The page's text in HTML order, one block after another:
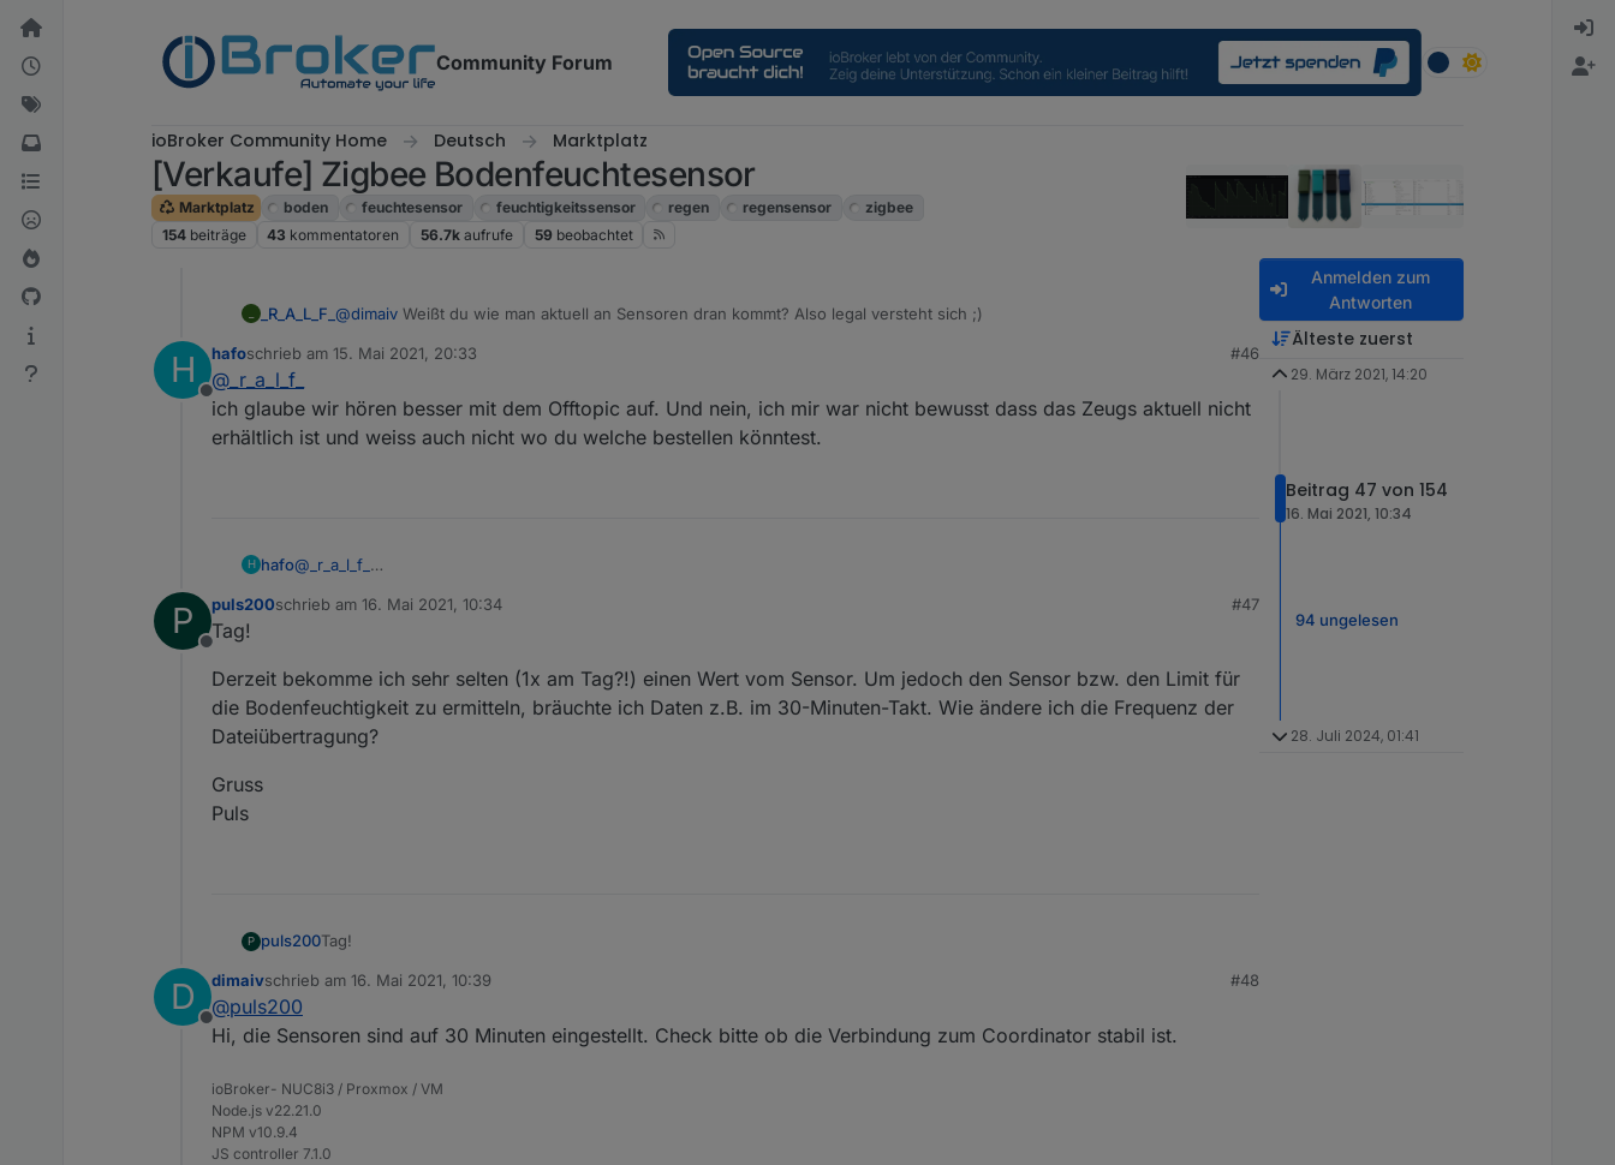
Weiter zum Inhalt
Community Forum
ioBroker Community Home Deutsch Marktplatz
[Verkaufe] Zigbee Bodenfeuchtesensor
Marktplatz boden feuchtesensor feuchtigkeitssensor regen regensensor
zigbee
154 beiträge 43 kommentatoren 56.7k aufrufe 59 beobachtet
_R_A_L_F_ @dimaiv Weißt du wie man aktuell an Sensoren dran kommt? Also legal versteht sich ;)
H
Offline
hafoschrieb am 15. Mai 2021, 20:33
zuletzt editiert von
#46
@ _r_a_l_f_
ich glaube wir hören besser mit dem Offtopic auf. Und nein, ich mir war nicht bewusst dass das Zeugs aktuell nicht
erhältlich ist und weiss auch nicht wo du welche bestellen könntest.
H hafo@ _r_a_l_f_
und weiss auch nicht wo du welche bestellen könntest.
P
Offline
puls200schrieb am 16. Mai 2021, 10:34
zuletzt editiert von
#47
Tag!
Derzeit bekomme ich sehr selten (1x am Tag?!) einen Wert vom Sensor. Um jedoch den Sensor bzw. den Limit für
die Bodenfeuchtigkeit zu ermitteln, bräuchte ich Daten z.B. im 30-Minuten-Takt. Wie ändere ich die Frequenz der
Dateiübertragung?
Gruss
Puls
P puls200Tag!
Derzeit bekomme ich sehr selten (1x am Tag?!) einen Wert vom Sensor. Um jedoch den Sensor bzw. den Limit für die
Dateiübertragung?
Gruss
D
Offline
dimaivschrieb am 16. Mai 2021, 10:39
zuletzt editiert von
#48
@puls200
Hi, die Sensoren sind auf 30 Minuten eingestellt. Check bitte ob die Verbindung zum Coordinator stabil ist.
ioBroker- NUC8i3 / Proxmox / VM
Node.js v22.21.0
NPM v10.9.4
JS controller 7.1.0
Anmelden zum
Antworten
Älteste zuerst
29. März 2021, 14:20
Beitrag 47 von 154
16. Mai 2021, 10:34
94 ungelesen
28. Juli 2024, 01:41